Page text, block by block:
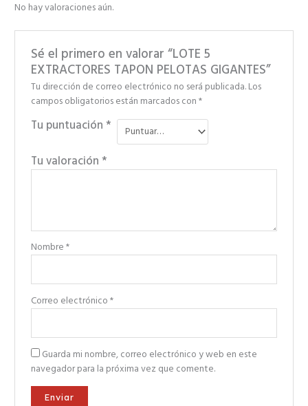
No hay valoraciones aún.
Sé el primero en valorar “LOTE 5
EXTRACTORES TAPON PELOTAS GIGANTES”
Tu dirección de correo electrónico no será publicada.Los
campos obligatorios están marcados con*
Tu puntuación*
Tu valoración*
Nombre*
Correo electrónico*
Guarda mi nombre, correo electrónico y web en este
navegador para la próxima vez que comente.